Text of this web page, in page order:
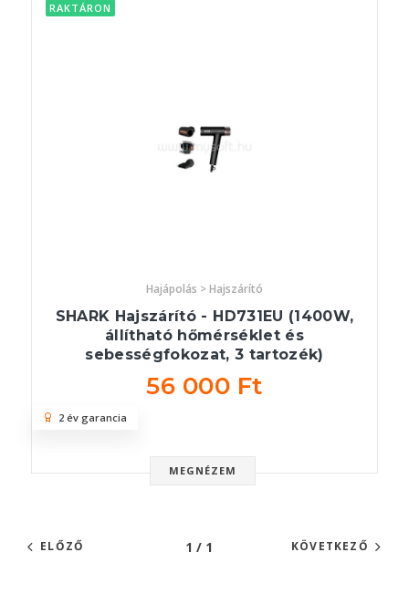
RAKTÁRON
Hajápolás > Hajszárító
SHARK Hajszárító - HD731EU (1400W,
állítható hőmérséklet és
sebességfokozat, 3 tartozék)
56 000 Ft
MEGNÉZEM
2 év garancia
ELŐZŐ 1 / 1 KÖVETKEZŐ